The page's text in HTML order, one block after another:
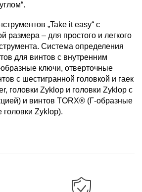
„Take it easy“ с
размера – для простого и легкого
Система определения
для винтов с внутренним
ключи, отверточные
с шестигранной головкой и гаек
головки Zyklop и головки Zyklop с
и винтов TORX® (Г-образные
головки Zyklop).